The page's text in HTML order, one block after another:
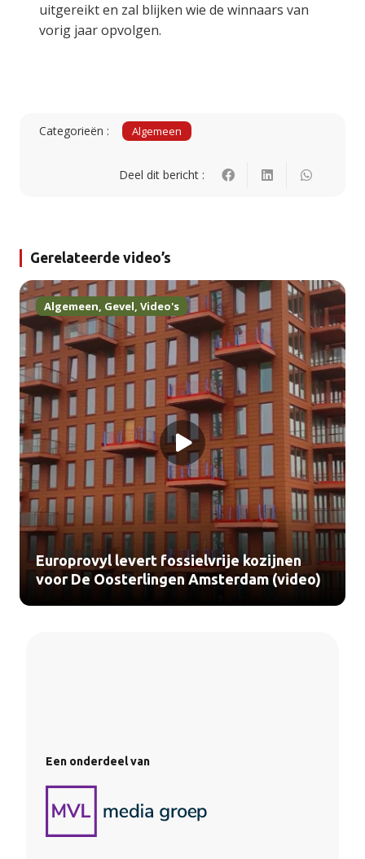
uitgereikt en zal blijken wie de winnaars van
vorig jaar opvolgen.
Categorieën : Algemeen
Deel dit bericht :
Gerelateerde video’s
Algemeen, Gevel, Video's
Europrovyl levert fossielvrije kozijnen
voor De Oosterlingen Amsterdam (video)
Een onderdeel van